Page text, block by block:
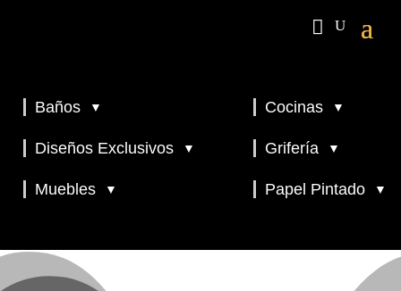
Baños ▼ Cocinas ▼
Diseños Exclusivos ▼ Grifería ▼
Muebles ▼ Papel Pintado ▼